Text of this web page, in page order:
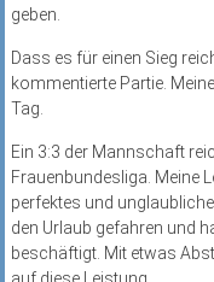
geben.
Dass es für einen Sieg
kommentierte Partie.
Tag.
Ein 3:3 der Mannschaft
Frauenbundesliga. Meine
perfektes und
den Urlaub gefahren und
beschäftigt. Mit etwas
auf diese Leistung.